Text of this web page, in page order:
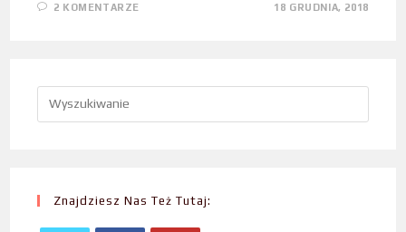
2 KOMENTARZE 18 GRUDNIA, 2018
Znajdziesz Nas Też Tutaj: